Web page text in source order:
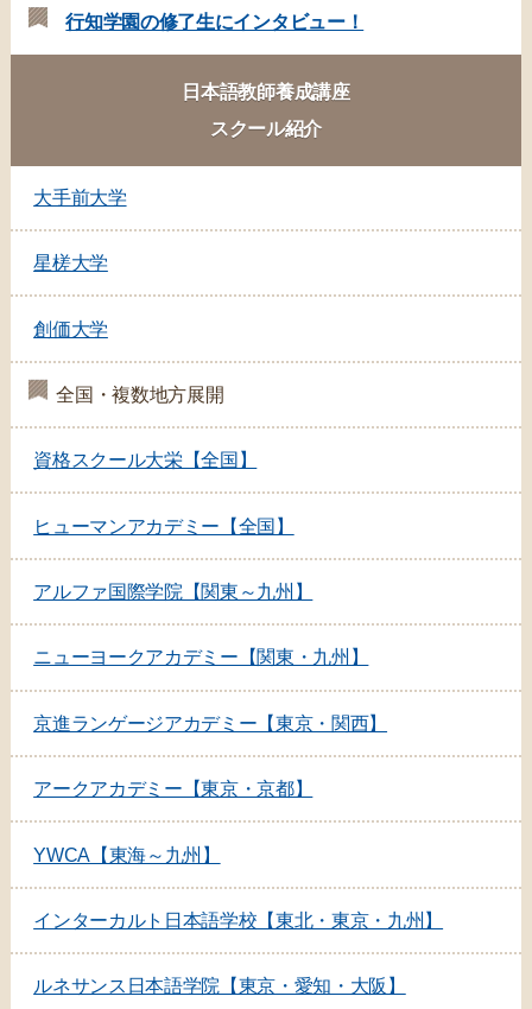
行知学園の修了生にインタビュー！
日本語教師養成講座
スクール紹介
大手前大学
星槎大学
創価大学
全国・複数地方展開
資格スクール大栄【全国】
ヒューマンアカデミー【全国】
アルファ国際学院【関東～九州】
ニューヨークアカデミー【関東・九州】
京進ランゲージアカデミー【東京・関西】
アークアカデミー【東京・京都】
YWCA【東海～九州】
インターカルト日本語学校【東北・東京・九州】
ルネサンス日本語学院【東京・愛知・大阪】